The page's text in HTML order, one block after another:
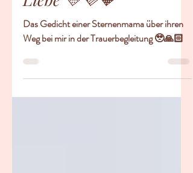
Worten, Farben und
Liebe 💛💜🧡
Das Gedicht einer Sternenmama über ihren
Weg bei mir in der Trauerbegleitung 🥹🙏🏻